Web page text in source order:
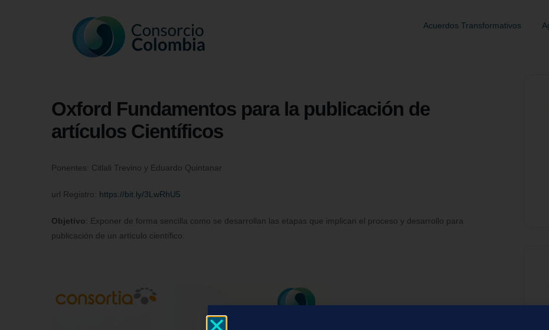
Acuerdos Transformativos
Oxford Fundamentos para la publicación de
artículos Científicos
Ponentes: Citlali Trevino y Eduardo Quintanar
url Registro: https://bit.ly/3LwRhU5
Objetivo : Exponer de forma sencilla como se desarrollan las etapas que implican el proceso y desarrollo para
publicación de un artículo científico.